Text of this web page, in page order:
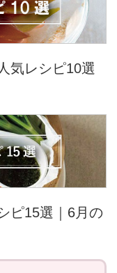
気レシピ10選
ピ15選｜6月の